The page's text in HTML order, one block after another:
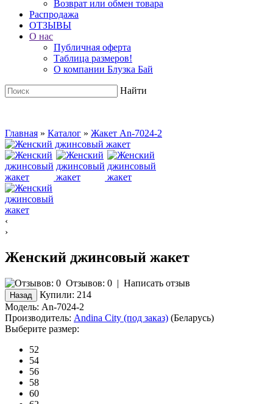
Возврат или обмен товара
Распродажа
ОТЗЫВЫ
О нас
Публичная оферта
Таблица размеров!
О компании Блузка Бай
Найти
Главная » Каталог » Жакет An-7024-2
‹
›
Женский джинсовый жакет
Отзывов: 0 | Написать отзыв
Купили: 214
Модель: An-7024-2
Производитель: Andina City (под заказ) (Беларусь)
Выберите размер:
52
54
56
58
60